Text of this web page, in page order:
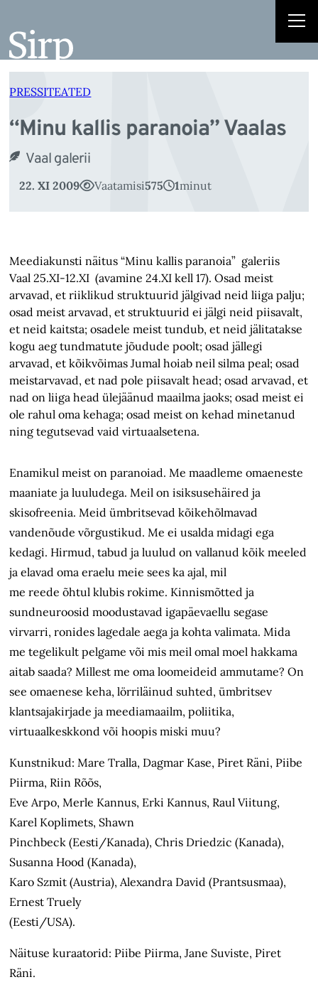
juurde
PRESSITEATED
“Minu kallis paranoia” Vaalas
Vaal galerii
22. XI 2009 Vaatamisi575 1minut
Meediakunsti näitus “Minu kallis paranoia” galeriis
Vaal 25.XI-12.XI (avamine 24.XI kell 17). Osad meist
arvavad, et riiklikud struktuurid jälgivad neid liiga palju;
osad meist arvavad, et struktuurid ei jälgi neid piisavalt,
et neid kaitsta; osadele meist tundub, et neid jälitatakse
kogu aeg tundmatute jõudude poolt; osad jällegi
arvavad, et kõikvõimas Jumal hoiab neil silma peal; osad
meistarvavad, et nad pole piisavalt head; osad arvavad, et
nad on liiga head ülejäänud maailma jaoks; osad meist ei
ole rahul oma kehaga; osad meist on kehad minetanud
ning tegutsevad vaid virtuaalsetena.
Enamikul meist on paranoiad. Me maadleme omaeneste
maaniate ja luuludega. Meil on isiksusehäired ja
skisofreenia. Meid ümbritsevad kõikehõlmavad
vandenõude võrgustikud. Me ei usalda midagi ega
kedagi. Hirmud, tabud ja luulud on vallanud kõik meeled
ja elavad oma eraelu meie sees ka ajal, mil
me reede õhtul klubis rokime. Kinnismõtted ja
sundneuroosid moodustavad igapäevaellu segase
virvarri, ronides lagedale aega ja kohta valimata. Mida
me tegelikult pelgame või mis meil omal moel hakkama
aitab saada? Millest me oma loomeideid ammutame? On
see omaenese keha, lörriläinud suhted, ümbritsev
klantsajakirjade ja meediamaailm, poliitika,
virtuaalkeskkond või hoopis miski muu?
Kunstnikud: Mare Tralla, Dagmar Kase, Piret Räni, Piibe
Piirma, Riin Rõõs,
Eve Arpo, Merle Kannus, Erki Kannus, Raul Viitung,
Karel Koplimets, Shawn
Pinchbeck (Eesti/Kanada), Chris Driedzic (Kanada),
Susanna Hood (Kanada),
Karo Szmit (Austria), Alexandra David (Prantsusmaa),
Ernest Truely
(Eesti/USA).
Näituse kuraatorid: Piibe Piirma, Jane Suviste, Piret
Räni.